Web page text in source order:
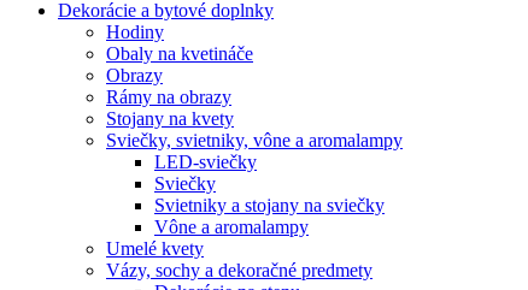
Dekorácie a bytové doplnky
Hodiny
Obaly na kvetináče
Obrazy
Rámy na obrazy
Stojany na kvety
Sviečky, svietniky, vône a aromalampy
LED-sviečky
Sviečky
Svietniky a stojany na sviečky
Vône a aromalampy
Umelé kvety
Vázy, sochy a dekoračné predmety